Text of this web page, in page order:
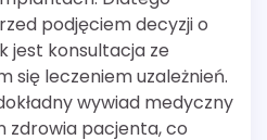
podjęciem decyzji o
jest konsultacja ze
się leczeniem uzależnień.
wywiad medyczny
zdrowia pacjenta, co